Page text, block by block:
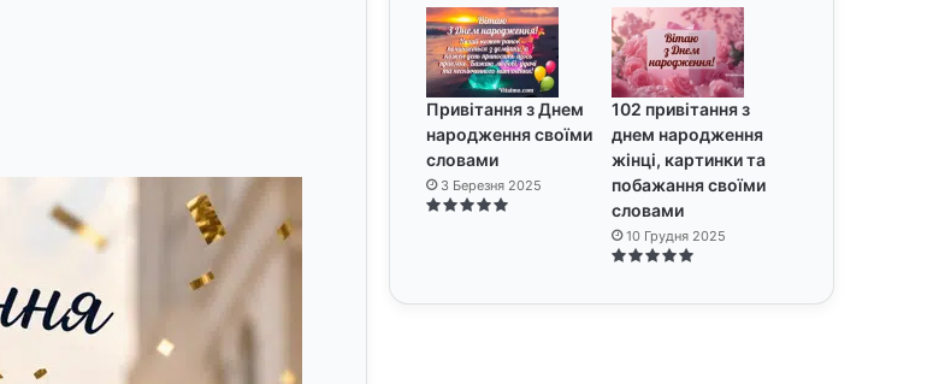
Привітання з Днем
народження своїми
словами
3 Березня 2025
102 привітання з
днем народження
жінці, картинки та
побажання своїми
словами
10 Грудня 2025